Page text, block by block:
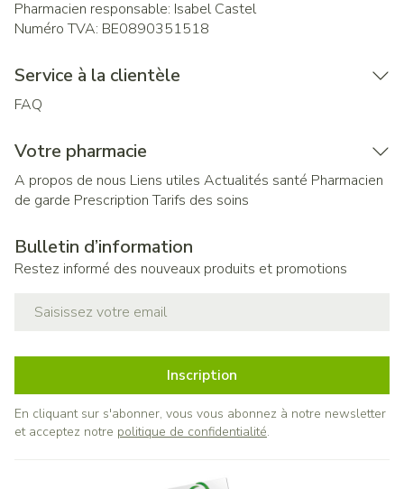
Pharmacien responsable: Isabel Castel
Numéro TVA: BE0890351518
Service à la clientèle
FAQ
Votre pharmacie
A propos de nous Liens utiles Actualités santé Pharmacien
de garde Prescription Tarifs des soins
Bulletin d’information
Restez informé des nouveaux produits et promotions
Inscription
En cliquant sur s'abonner, vous vous abonnez à notre newsletter
et acceptez notre politique de confidentialité.